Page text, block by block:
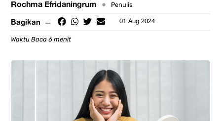
Rochma Efridaningrum • Penulis
Bagikan 01 Aug 2024
Waktu Baca 6 menit